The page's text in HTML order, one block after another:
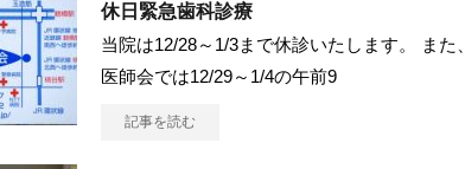
休日緊急歯科診療
当院は12/28～1/3まで休診いたします。 また
医師会では12/29～1/4の午前9
記事を読む